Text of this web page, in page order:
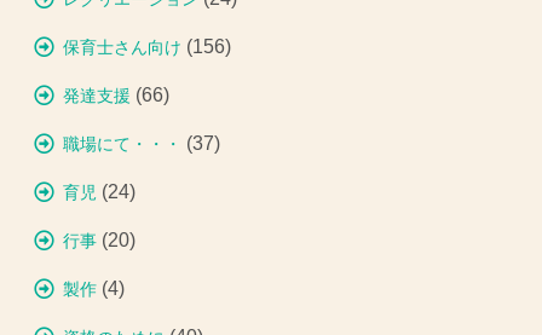
保育士さん向け (156)
発達支援 (66)
職場にて・・・ (37)
育児 (24)
行事 (20)
製作 (4)